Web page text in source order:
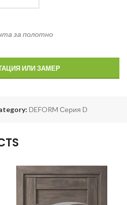
за полотно
ИЛИ ЗАМЕР
DEFORM Серия D